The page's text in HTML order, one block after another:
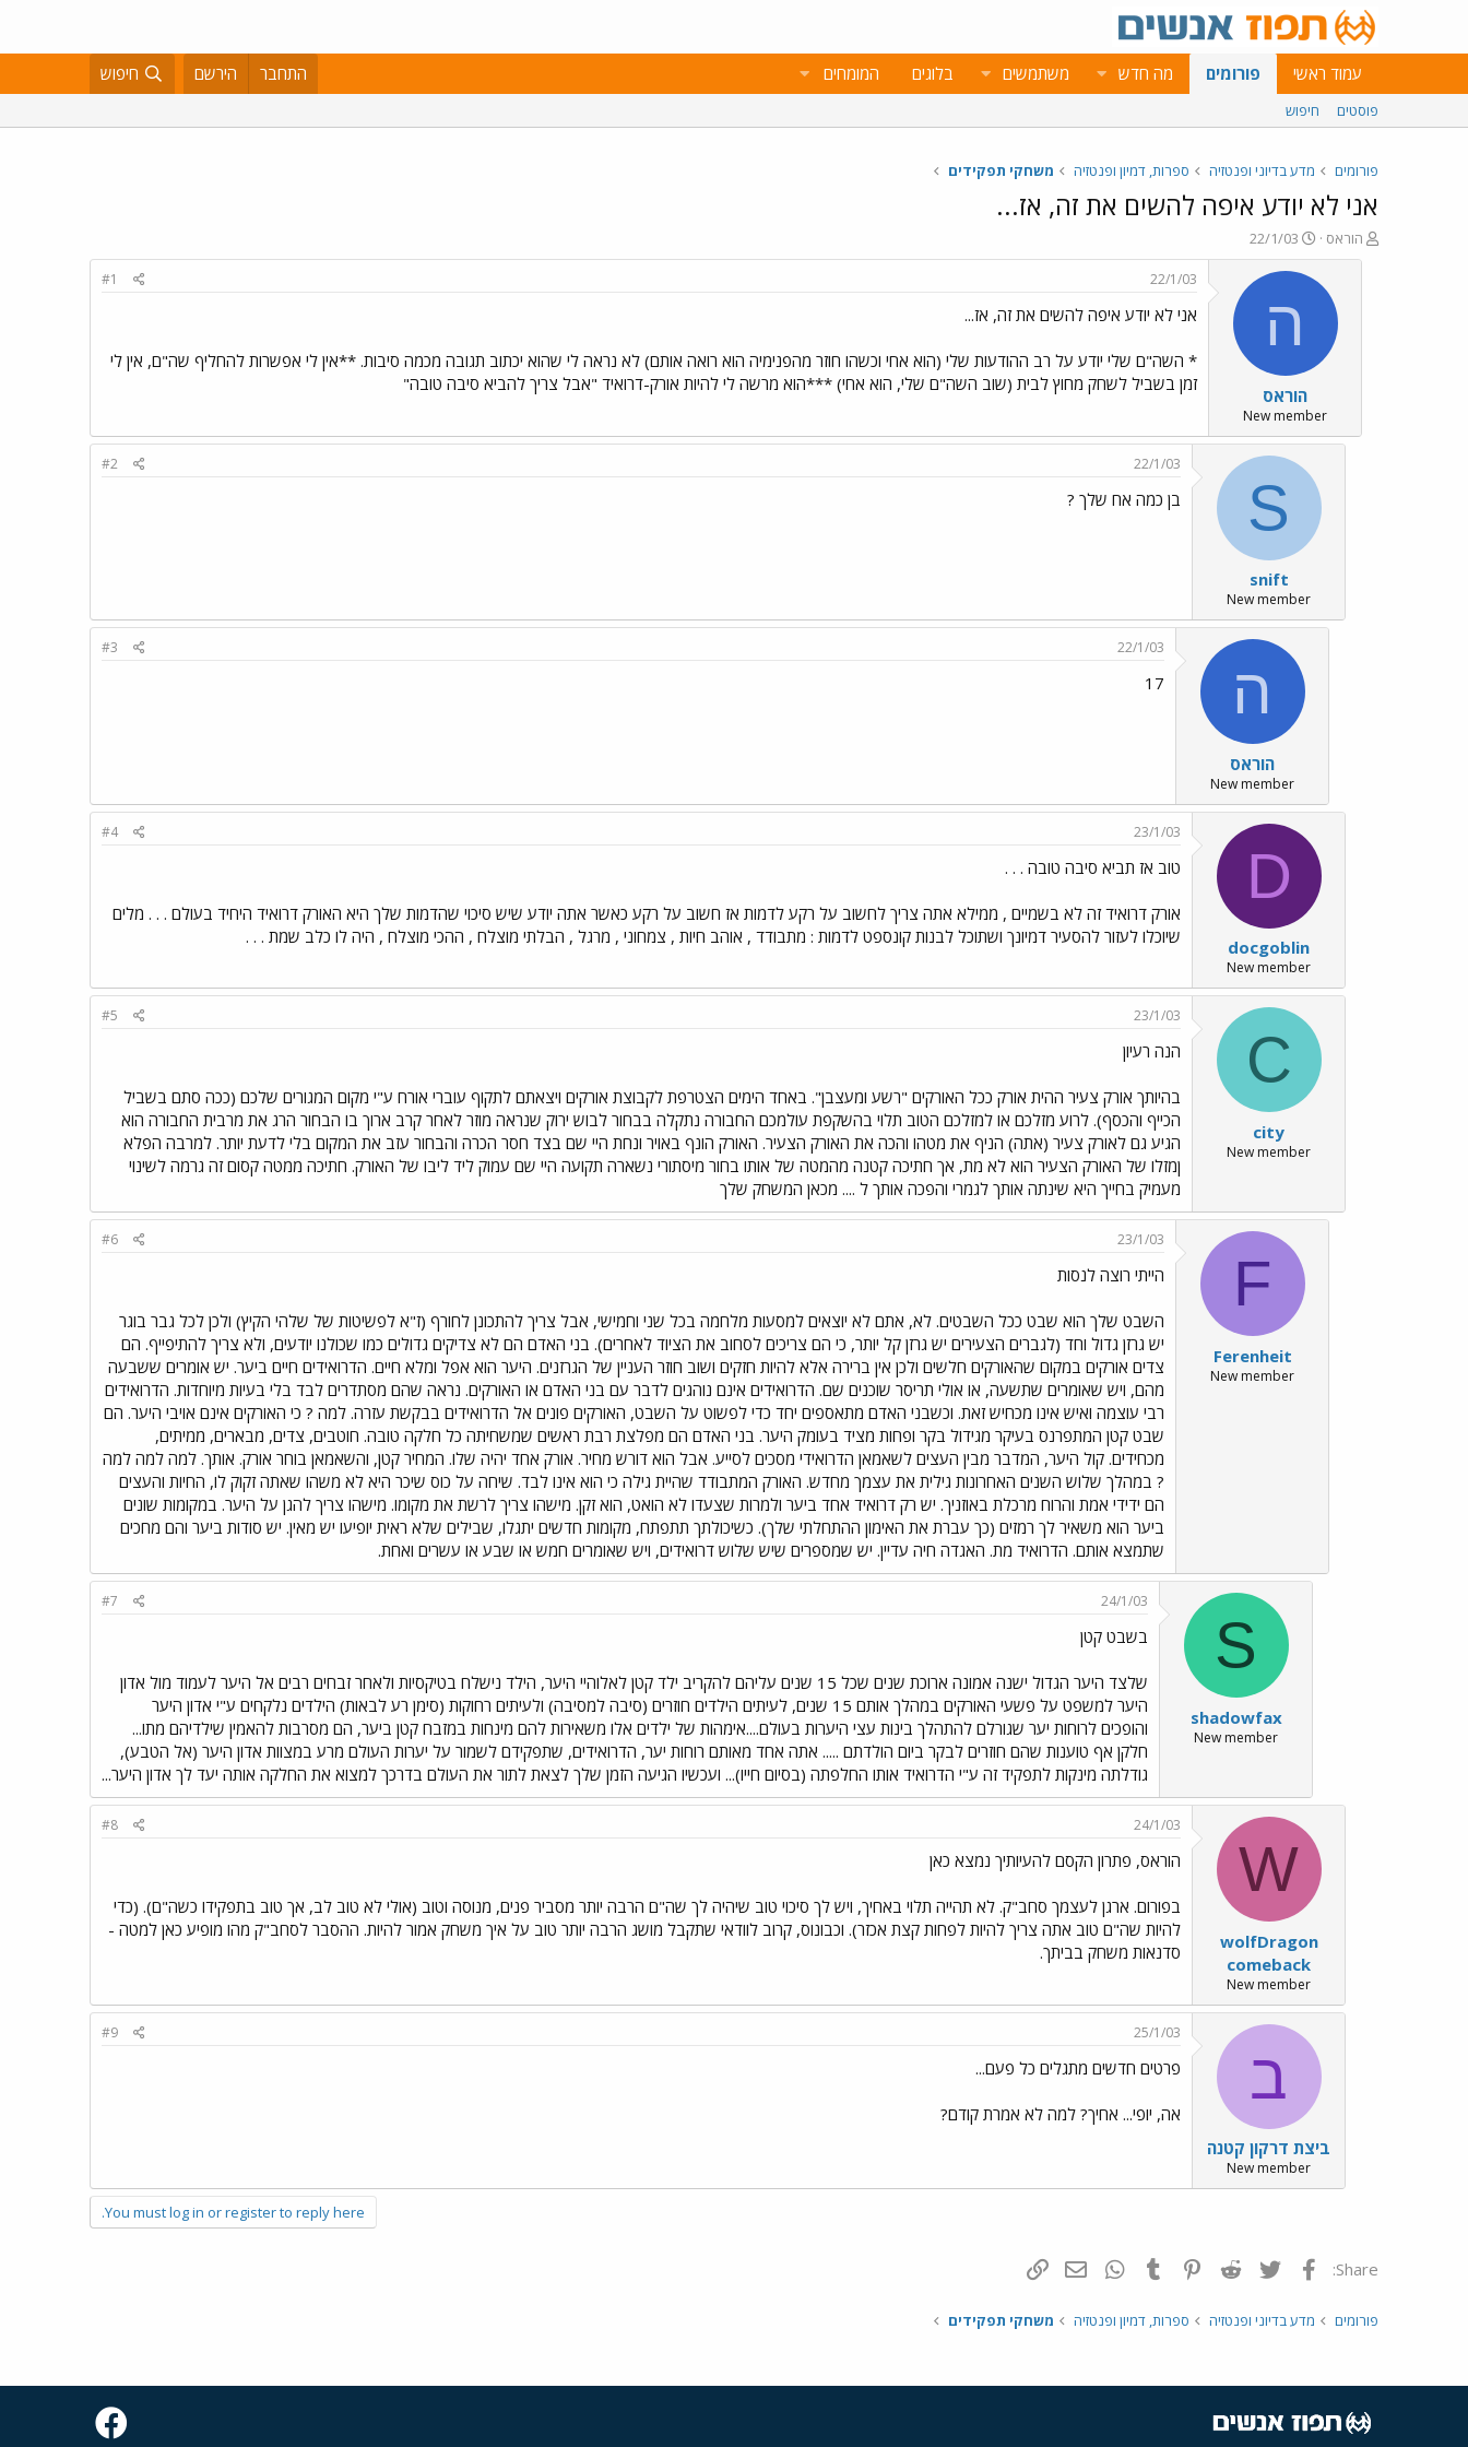
עמוד ראשי פורומים מה חדש משתמשים בלוגים המומחים התחבר הירשם חיפוש
פוסטים חיפוש
פורומים מדע בדיוני ופנטזיה ספרות, דמיון ופנטזיה משחקי תפקידים
אני לא יודע איפה להשים את זה, אז...
פ
ו
הוראס
פ
ו
ר
ם
א
ר
י
ך
22/1/03
ה
הוראס
New member
22/1/03
#1
אני לא יודע איפה להשים את זה, אז...
* השה"ם שלי יודע על רב ההודעות שלי (הוא אחי וכשהו חוזר מהפנימיה הוא רואה אותם) לא נראה לי שהוא יכתוב תגובה מכמה סיבות. **אין לי אפשרות להחליף שה"ם, אין לי
זמן בשביל לשחק מחוץ לבית (שוב השה"ם שלי, הוא אחי) ***הוא מרשה לי להיות אורק-דרואיד "אבל צריך להביא סיבה טובה"
S
snift
New member
22/1/03
#2
בן כמה אח שלך ?
ה
הוראס
New member
22/1/03
#3
17
D
docgoblin
New member
23/1/03
#4
טוב אז תביא סיבה טובה . . .
אורק דרואיד זה לא בשמיים , ממילא אתה צריך לחשוב על רקע לדמות אז חשוב על רקע כאשר אתה יודע שיש סיכוי שהדמות שלך היא האורק דרואיד היחיד בעולם . . . מלים
שיוכלו לעזור להסעיר דמיונך ושתוכל לבנות קונספט לדמות : מתבודד , אוהב חיות , צמחוני , מרגל , הבלתי מוצלח , ההכי מוצלח , היה לו כלב שמת . . .
C
city
New member
23/1/03
#5
הנה רעיון
בהיותך אורק צעיר ההית אורק ככל האורקים "רשע ומעצבן". באחד הימים הצטרפת לקבוצת אורקים ויצאתם לתקוף עוברי אורח ע"י מקום המגורים שלכם (ככה סתם בשביל
הכייף והכסף). לרוע מזלכם או למזלכם הטוב תלוי בהשקפת עולמכם החבורה נתקלה בבחור לבוש ירוק שנראה מוזר לאחר קרב ארוך בו הבחור הרג את מרבית החבורה הוא
הגיע גם לאורק צעיר (אתה) הניף את מטהו והכה את האורק הצעיר. האורק הונף באויר ונחת היי שם בצד חסר הכרה והבחור עזב את המקום בלי לדעת יותר. למרבה הפלא
ןמזלו של האורק הצעיר הוא לא מת, אך חתיכה קטנה מהמטה של אותו בחור מיסתורי נשארה תקועה היי שם עמוק ליד ליבו של האורק. חתיכה ממטה קסום זה גרמה לשינוי
מעמיק בחייך היא שינתה אותך לגמרי והפכה אותך ל .... מכאן המשחק שלך
F
Ferenheit
New member
23/1/03
#6
הייתי רוצה לנסות
השבט שלך הוא שבט ככל השבטים. לא, אתם לא יוצאים למסעות מלחמה בכל שני וחמישי, אבל צריך להתכונן לחורף (ז"א לפשיטות של שלהי הקיץ) ולכן לכל גבר בוגר
יש גרזן גדול וחד (לגברים הצעירים יש גרזן קל יותר, כי הם צריכים לסחוב את הציוד לאחרים). בני האדם הם לא צדיקים גדולים כמו שכולנו יודעים, ולא צריך להתיפייף. הם
צדים אורקים במקום שהאורקים חלשים ולכן אין ברירה אלא להיות חזקים ושוב חוזר העניין של הגרזנים. היער הוא אפל ומלא חיים. הדרואידים חיים ביער. יש אומרים ששבעה
מהם, ויש שאומרים שתשעה, או אולי תריסר שוכנים שם. הדרואידים אינם נוהגים לדבר עם בני האדם או האורקים. נראה שהם מסתדרים לבד בלי בעיות מיוחדות. הדרואידים
רבי עוצמה ואיש אינו מכחיש זאת. וכשבני האדם מתאספים יחד כדי לפשוט על השבט, האורקים פונים אל הדרואידים בבקשת עזרה. למה ? כי האורקים אינם אויבי היער. הם
שבט קטן המתפרנס בעיקר מגידול בקר ופחות מציד בעומק היער. בני האדם הם מפלצת רבת ראשים שמשחיתה כל חלקה טובה. חוטבים, צדים, מבארים, ממיתים,
מכחידים. קול היער, המדבר מבין העצים לשאמאן הדרואידי מסכים לסייע. אבל הוא דורש מחיר. אורק אחד יהיה שלו. המחיר קטן, והשאמאן בוחר אורק. אותך. למה למה למה
? במהלך שלוש השנים האחרונות גילית את עצמך מחדש. האורק המתבודד שהיית גילה כי הוא אינו לבד. שיחה על כוס שיכר היא לא משהו שאתה זקוק לו, החיות והעצים
הם ידידי אמת והרוח מרכלת באוזניך. יש רק דרואיד אחד ביער ולמרות שצעדו לא הואט, הוא זקן. מישהו צריך לרשת את מקומו. מישהו צריך להגן על היער. במקומות שונים
ביער הוא משאיר לך רמזים (כך עברת את האימון ההתחלתי שלך). כשיכולתך תתפתח, מקומות חדשים יתגלו, שבילים שלא ראית יופיעו יש מאין. יש סודות ביער והם מחכים
שתמצא אותם. הדרואיד מת. האגדה חיה עדיין. יש שמספרים שיש שלוש דרואידים, ויש שאומרים חמש או שבע או עשרים ואחת.
S
shadowfax
New member
24/1/03
#7
בשבט קטן
שלצד היער הגדול ישנה אמונה ארוכת שנים שכל 15 שנים עליהם להקריב ילד קטן לאלוהיי היער, הילד נישלח בטיקסיות ולאחר זבחים רבים אל היער לעמוד מול אדון
היער למשפט על פשעי האורקים במהלך אותם 15 שנים, לעיתים הילדים חוזרים (סיבה למסיבה) ולעיתים רחוקות (סימן רע לבאות) הילדים נלקחים ע"י אדון היער
והופכים לרוחות יער שגורלם להתהלך בינות עצי היערות בעולם....אימהות של ילדים אלו משאירות להם מינחות במזבח קטן ביער, הם מסרבות להאמין שילדיהם מתו...
חלקן אף טוענות שהם חוזרים לבקר ביום הולדתם ..... אתה אחד מאותם רוחות יער, הדרואידים, שתפקידם לשמור על יערות העולם מרע במצוות אדון היער (אל הטבע),
גודלתה מינקות לתפקיד זה ע"י הדרואיד אותו החלפתה (בסיום חייו)... ועכשיו הגיעה הזמן שלך לצאת לתור את העולם בדרכך למצוא את החלקה אותה יעד לך אדון היער...
W
wolfDragon
comeback
New member
24/1/03
#8
הוראס, פתרון הקסם להעיותיך נמצא כאן
בפורום. ארגן לעצמך סחב"ק. לא תהייה תלוי באחיך, ויש לך סיכוי טוב שיהיה לך שה"ם הרבה יותר מסביר פנים, מנוסה וטוב (אולי לא טוב לב, אך טוב בתפקידו כשה"ם). (כדי
להיות שה"ם טוב אתה צריך להיות לפחות קצת אכזר). וכבונוס, קרוב לוודאי שתקבל מושג הרבה יותר טוב על איך משחק אמור להיות. ההסבר לסחב"ק מהו מופיע כאן למטה -
סדנאות משחק בביתך.
ב
ביצת דרקון קטנה
New member
25/1/03
#9
פרטים חדשים מתגלים כל פעם...
אה, יופי... אחיך? למה לא אמרת קודם?
You must log in or register to reply here.
Share: פייסבוק Twitter
Reddit
Pinterest
Tumblr
WhatsAppדואר אלקטרוני
פורומים מדע בדיוני ופנטזיה ספרות, דמיון ופנטזיה משחקי תפקידים